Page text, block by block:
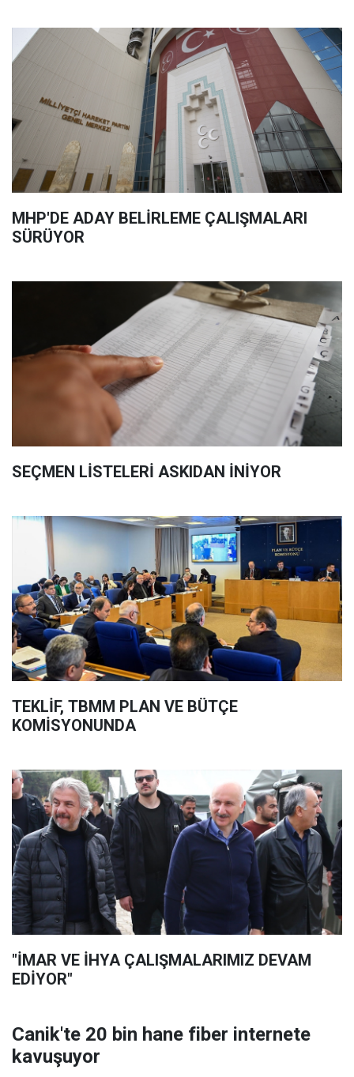
MHP'DE ADAY BELİRLEME ÇALIŞMALARI
SÜRÜYOR
SEÇMEN LİSTELERİ ASKIDAN İNİYOR
TEKLİF, TBMM PLAN VE BÜTÇE
KOMİSYONUNDA
"İMAR VE İHYA ÇALIŞMALARIMIZ DEVAM
EDİYOR"
Canik'te 20 bin hane fiber internete
kavuşuyor